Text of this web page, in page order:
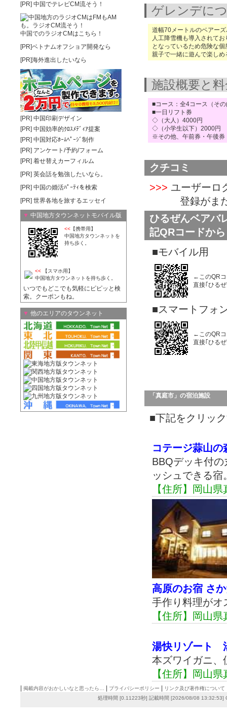
[PR] 中国でテレビCM流そう！
中国でのラジオCMはこちら！
[PR]ベトナムオフショア開発なら
[PR]海外進出したいなら
[PR] 中国印刷デザイン
[PR] 中国効率的ｸﾛｽﾒﾃﾞｨｱ提案
[PR] 中国対応ﾎｰﾑﾍﾟｰｼﾞ制作
[PR] アンケート/予約/フォーム
[PR] 着せ替えカーフィルム
[PR] 英会話を勉強したいなら。
[PR] 中国の婚活ﾊﾟｰﾃｨを検索
[PR] 世界各地を旅するエッセイ
▼ 中国地方タウンネットモバイル版
<< 【携帯用】
中国地方タウンネットを
持ち歩く。
<< 【スマホ用】
中国地方タウンネットを持ち歩く。
いつでもどこでも気軽にピピッと検
索。クーポンもね。
▼ 他のエリアのタウンネット
ゲレンデに
道幅70メートルのベアー
人工降雪機も導入されて
となっているため危険な
親子で一緒に遊んで楽し
施設概要と
■コース：全4コース（そ
■一日リフト券
◇（大人）4000円
◇（小学生以下）2000円
※その他、午前券・午後券
クチコミ
>>> ユーザーロ
登録がまだ
ひるぜんベアバ
記QRコードか
■モバイル用
←このQR
直接｢ひる
■スマートフォ
←このQR
直接｢ひる
「真庭市」の宿泊施設
■下記をクリッ
コテージ蒜山の
BBQデッキ付
ッシュできる宿
【住所】岡山
高原のお宿 さ
手作り料理がオ
【住所】岡山
湯快リゾート
本ズワイガニ、
【住所】岡山
| 掲載内容がおかしいなと思ったら… | プライバシーポリシー | リンク及び著作権について
処理時間 [0.11223秒] 記載時間 [2026/08/08 13:32:53]